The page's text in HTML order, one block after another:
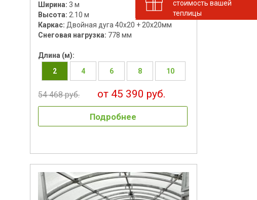
Ширина:3 м
Высота:2.10 м
Каркас:Двойная дуга 40х20 + 20х20мм
Снеговая нагрузка: 778 мм
Длина (м):
2
4 6 8 10
54 468 руб. от 45 390 руб.
Подробнее
стоимость вашей
теплицы